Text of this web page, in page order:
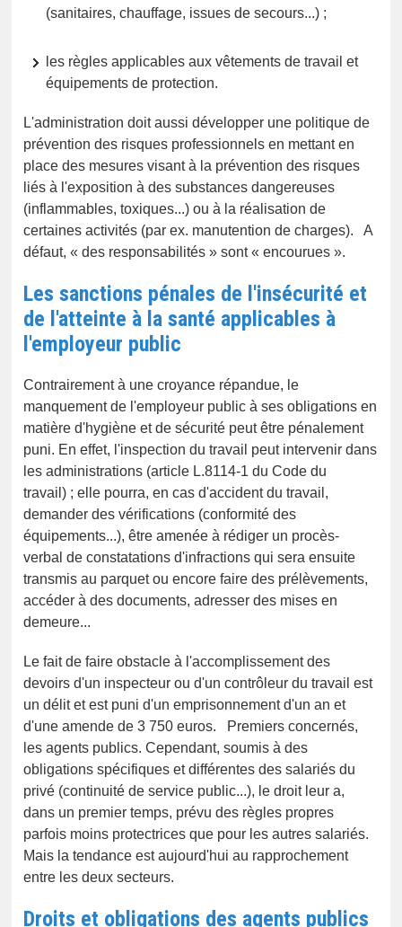
(sanitaires, chauffage, issues de secours...) ;
les règles applicables aux vêtements de travail et
équipements de protection.
L'administration doit aussi développer une politique de
prévention des risques professionnels en mettant en
place des mesures visant à la prévention des risques
liés à l'exposition à des substances dangereuses
(inflammables, toxiques...) ou à la réalisation de
certaines activités (par ex. manutention de charges). A
défaut, « des responsabilités » sont « encourues ».
Les sanctions pénales de l'insécurité et
de l'atteinte à la santé applicables à
l'employeur public
Contrairement à une croyance répandue, le
manquement de l'employeur public à ses obligations en
matière d'hygiène et de sécurité peut être pénalement
puni. En effet, l'inspection du travail peut intervenir dans
les administrations (article L.8114-1 du Code du
travail) ; elle pourra, en cas d'accident du travail,
demander des vérifications (conformité des
équipements...), être amenée à rédiger un procès-
verbal de constatations d'infractions qui sera ensuite
transmis au parquet ou encore faire des prélèvements,
accéder à des documents, adresser des mises en
demeure...
Le fait de faire obstacle à l'accomplissement des
devoirs d'un inspecteur ou d'un contrôleur du travail est
un délit et est puni d'un emprisonnement d'un an et
d'une amende de 3 750 euros. Premiers concernés,
les agents publics. Cependant, soumis à des
obligations spécifiques et différentes des salariés du
privé (continuité de service public...), le droit leur a,
dans un premier temps, prévu des règles propres
parfois moins protectrices que pour les autres salariés.
Mais la tendance est aujourd'hui au rapprochement
entre les deux secteurs.
Droits et obligations des agents publics